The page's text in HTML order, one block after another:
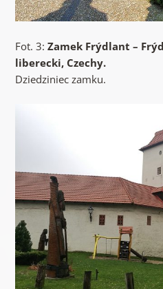
Fot. 3: Zamek Frýdlant –
liberecki, Czechy.
Dziedziniec zamku.